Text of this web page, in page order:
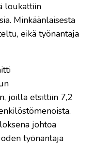
loukattiin
Minkäänlaisesta
eikä työnantaja
joilla etsittiin 7,2
johtoa
työnantaja